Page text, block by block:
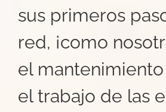
sus primeros
red, ¡como
el
el trabajo de las